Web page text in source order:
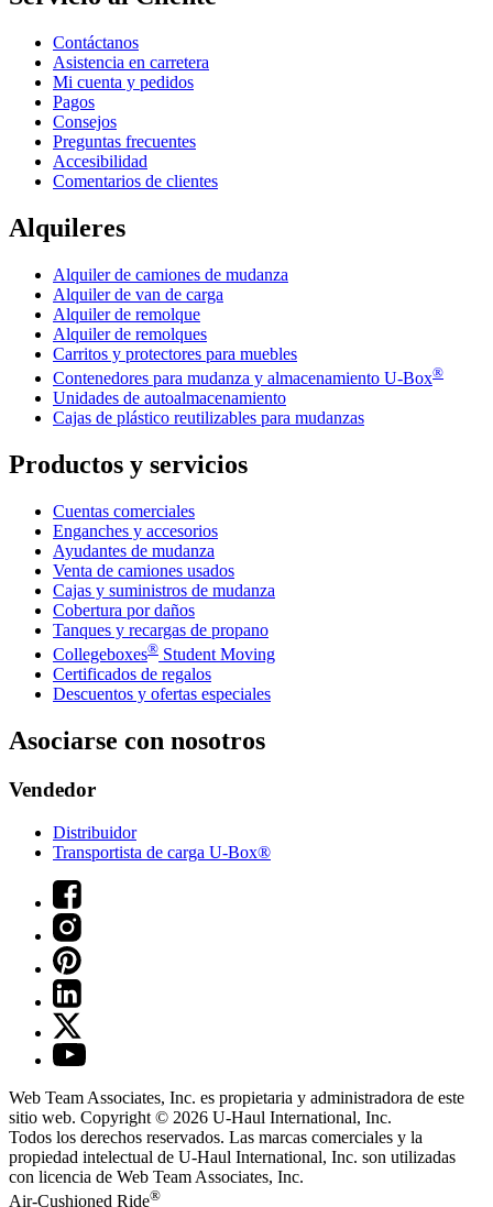
Contáctanos
Asistencia en carretera
Mi cuenta y pedidos
Pagos
Consejos
Preguntas frecuentes
Accesibilidad
Comentarios de clientes
Alquileres
Alquiler de camiones de mudanza
Alquiler de van de carga
Alquiler de remolque
Alquiler de remolques
Carritos y protectores para muebles
Contenedores para mudanza y almacenamiento U-Box®
Unidades de autoalmacenamiento
Cajas de plástico reutilizables para mudanzas
Productos y servicios
Cuentas comerciales
Enganches y accesorios
Ayudantes de mudanza
Venta de camiones usados
Cajas y suministros de mudanza
Cobertura por daños
Tanques y recargas de propano
Collegeboxes® Student Moving
Certificados de regalos
Descuentos y ofertas especiales
Asociarse con nosotros
Vendedor
Distribuidor
Transportista de carga U-Box®
Web Team Associates, Inc. es propietaria y administradora de este
sitio web. Copyright © 2026 U-Haul International, Inc.
Todos los derechos reservados. Las marcas comerciales y la
propiedad intelectual de U-Haul International, Inc. son utilizadas
con licencia de Web Team Associates, Inc.
Air-Cushioned Ride®